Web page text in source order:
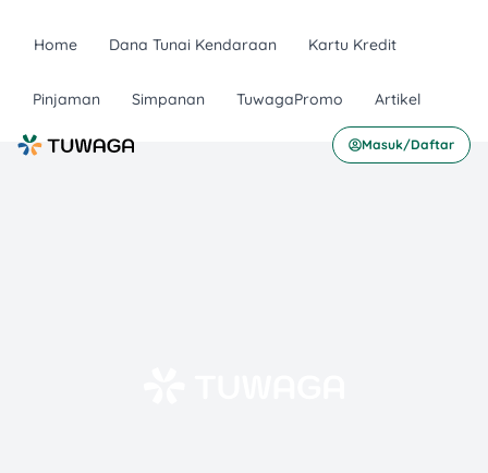
Home Dana Tunai Kendaraan Kartu Kredit
Pinjaman Simpanan TuwagaPromo Artikel
Masuk/Daftar